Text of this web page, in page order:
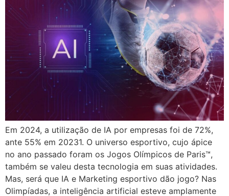
Em 2024, a utilização de IA por empresas foi de 72%,
ante 55% em 20231. O universo esportivo, cujo ápice
no ano passado foram os Jogos Olímpicos de Paris™,
também se valeu desta tecnologia em suas atividades.
Mas, será que IA e Marketing esportivo dão jogo? Nas
Olimpíadas, a inteligência artificial esteve amplamente